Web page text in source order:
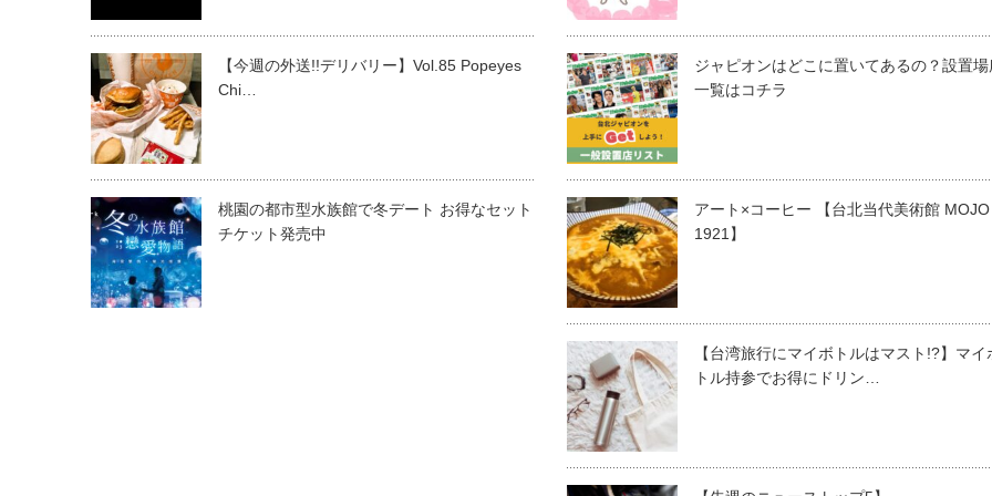
【今週の外送!!デリバリー】Vol.85 Popeyes
Chi…
桃園の都市型水族館で冬デート お得なセット
チケット発売中
ジャピオンはどこに置いてあるの？設置場
一覧はコチラ
アート×コーヒー 【台北当代美術館 MOJO
1921】
【台湾旅行にマイボトルはマスト!?】マイ
トル持参でお得にドリン…